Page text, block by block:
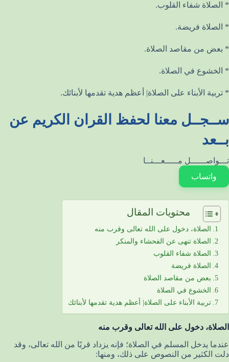
* الصلاة شفاء القلوب.
* الصلاة فريضة.
* بعض من مقاصد الصلاة.
* الخشوع في الصلاة.
* تربية الأبناء على الصلاة| أعظم هدية تقدمها لأبنائك.
ســجــل معنا لحفظ القران الكريم عن
بــعد
تـــواصــــــل مـــــعـــنــا
واتساب
محتويات المقال
الصلاة، دخول على الله تعالى وقرب منه
الصلاة تنهى عن الفحشاء والمنكر
الصلاة شفاء القلوب
الصلاة فريضة
بعض من مقاصد الصلاة
الخشوع في الصلاة
تربية الأبناء على الصلاة| أعظم هدية تقدمها لأبنائك
الصلاة، دخول على الله تعالى وقرب منه
عندما يدخل المسلم في الصلاة؛ فإنه يزداد قربًا من الله تعالى، وقد
دلت الكثير من النصوص على ذلك، ومنها: